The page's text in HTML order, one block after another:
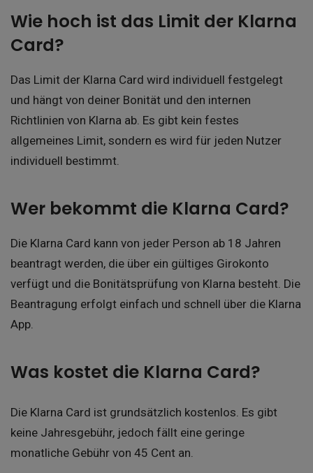
Wie hoch ist das Limit der Klarna
Card?
Das Limit der Klarna Card wird individuell festgelegt
und hängt von deiner Bonität und den internen
Richtlinien von Klarna ab. Es gibt kein festes
allgemeines Limit, sondern es wird für jeden Nutzer
individuell bestimmt.
Wer bekommt die Klarna Card?
Die Klarna Card kann von jeder Person ab 18 Jahren
beantragt werden, die über ein gültiges Girokonto
verfügt und die Bonitätsprüfung von Klarna besteht. Die
Beantragung erfolgt einfach und schnell über die Klarna
App.
Was kostet die Klarna Card?
Die Klarna Card ist grundsätzlich kostenlos. Es gibt
keine Jahresgebühr, jedoch fällt eine geringe
monatliche Gebühr von 45 Cent an.